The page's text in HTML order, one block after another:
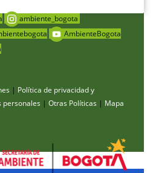
ambiente_bogota
AmbienteBogota
| Política de privacidad y
personales | Otras Políticas | Mapa